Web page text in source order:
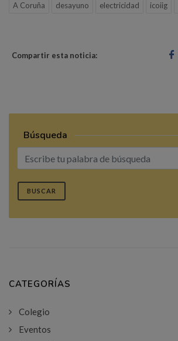
A Coruña desayuno electricidad icoiig
Compartir esta noticia:
Búsqueda
BUSCAR
CATEGORÍAS
Colegio
Eventos